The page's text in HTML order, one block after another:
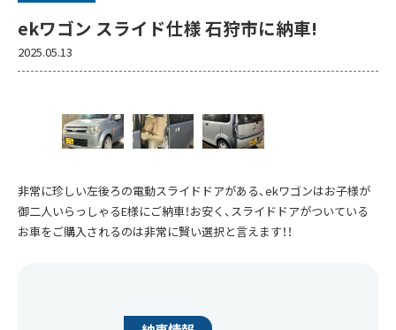
ekワゴン スライド仕様 石狩市に納車!
2025.05.13
非常に珍しい左後ろの電動スライドドアがある、ekワゴンはお子様が
御二人いらっしゃるE様にご納車！お安く、スライドドアがついている
お車をご購入されるのは非常に賢い選択と言えます！！